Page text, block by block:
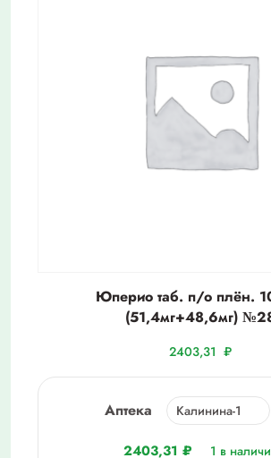
Юперио таб. п/о плён.
(51,4мг+48,6мг)
2403,31 ₽
Аптека
2403,31 ₽ 1 в